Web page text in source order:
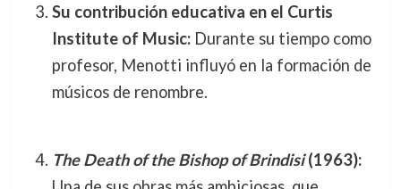
Su contribución educativa en el Curtis
Institute of Music:Durante su tiempo como
profesor, Menotti influyó en la formación de
músicos de renombre.
The Death of the Bishop of Brindisi(1963):